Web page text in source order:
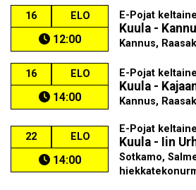
16 ELO
12:00
E-Pojat
Kuula -
Kannus,
16 ELO
14:00
E-Pojat
Kuula -
Kannus,
22 ELO
14:00
E-Pojat
Kuula - Iin
Sotkamo,